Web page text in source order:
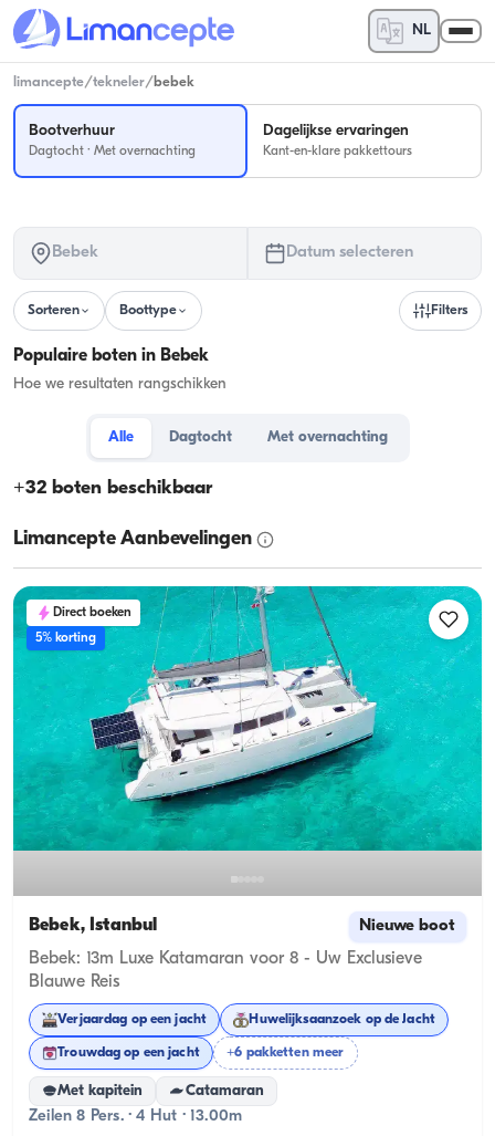
NL
limancepte/tekneler/bebek
Bootverhuur
Dagtocht · Met overnachting
Dagelijkse ervaringen
Kant-en-klare pakkettours
Bebek Datum selecteren
Sorteren Boottype Filters
Populaire boten in Bebek
Hoe we resultaten rangschikken
Alle Dagtocht Met overnachting
+32 boten beschikbaar
Limancepte Aanbevelingen
Direct boeken
5% korting
Bebek, İstanbul Nieuwe boot
Bebek: 13m Luxe Katamaran voor 8 - Uw Exclusieve
Blauwe Reis
Verjaardag op een jacht Huwelijksaanzoek op de Jacht
Trouwdag op een jacht +6 pakketten meer
Met kapitein Catamaran
Zeilen 8 Pers. · 4 Hut · 13.00m